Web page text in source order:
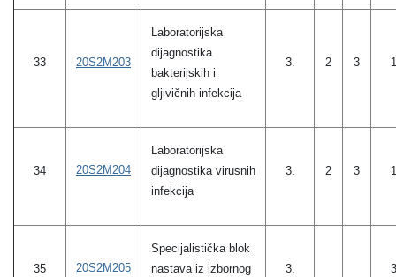
33 20S2M203
Laboratorijska
dijagnostika
bakterijskih i
gljivičnih infekcija
3. 2 3 1
34 20S2M204
Laboratorijska
dijagnostika virusnih
infekcija
3. 2 3 1
35 20S2M205
Specijalistička blok
nastava iz izbornog
3. 3